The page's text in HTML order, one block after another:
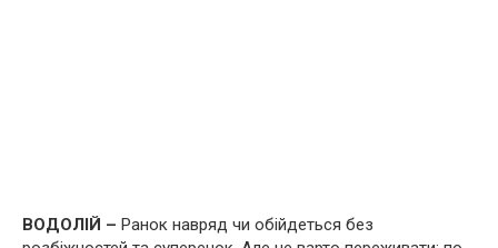
ВОДОЛІЙ – Ранок навряд чи обійдеться без